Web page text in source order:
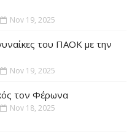
Nov 19, 2025
του ΠΑΟΚ με την
Nov 19, 2025
τον Φέρωνα
Nov 18, 2025